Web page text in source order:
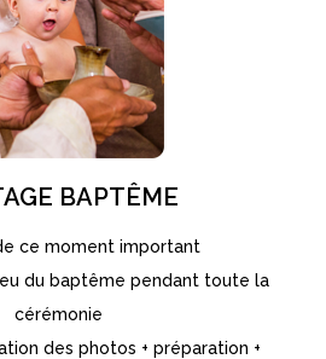
BAPTÊME
ce moment important
du baptême pendant toute la
cérémonie
des photos + préparation +